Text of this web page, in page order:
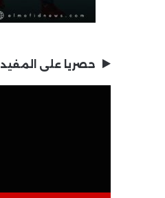
حصريا على المفيد